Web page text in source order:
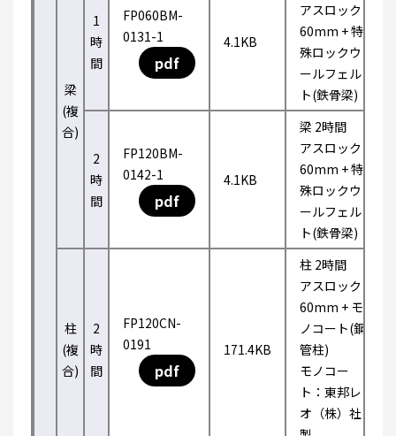
梁
(複
合)
1
時
間
FP060BM-
0131-1
pdf
4.1KB
アスロック
60mm + 特
殊ロックウ
ールフェル
ト(鉄骨梁)
2
時
間
FP120BM-
0142-1
pdf
4.1KB
梁 2時間
アスロック
60mm + 特
殊ロックウ
ールフェル
ト(鉄骨梁)
柱
(複
合)
2
時
間
FP120CN-
0191
pdf
171.4KB
柱 2時間
アスロック
60mm + モ
ノコート(鋼
管柱)
モノコー
ト：東邦レ
オ（株）社